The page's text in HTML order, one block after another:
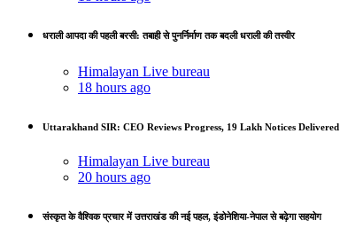
धराली आपदा की पहली बरसी: तबाही से पुनर्निर्माण तक बदली धराली की तस्वीर
Himalayan Live bureau
18 hours ago
Uttarakhand SIR: CEO Reviews Progress, 19 Lakh Notices Delivered
Himalayan Live bureau
20 hours ago
संस्कृत के वैश्विक प्रचार में उत्तराखंड की नई पहल, इंडोनेशिया-नेपाल से बढ़ेगा सहयोग